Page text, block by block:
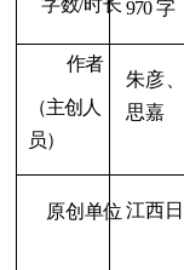
字数/时长 970字
作者
（主创人
员）
朱彦
思嘉
原创单位 江西